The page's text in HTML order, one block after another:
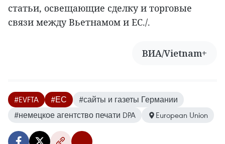
статьи, освещающие сделку и торговые
связи между Вьетнамом и ЕС./.
ВИА/Vietnam+
#EVFTA #ЕС
#сайты и газеты Германии
#немецкое агентство печати DPA
European Union